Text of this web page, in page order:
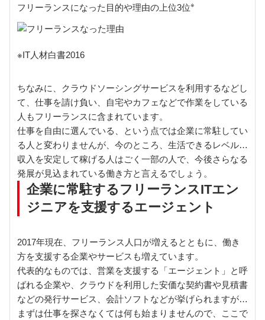
フリーランスになった目的や理由の上位3位※
※IT人材白書2016
ちなみに、クラウドソーシングサービスを利用するなどし
て、仕事を請け負い、自宅やカフェなどで作業をしている
人もフリーランスに含まれています。
仕事を自由に選んでいる、という点では企業に常駐してい
る人と変わりませんが、今のところ、生活できるレベルの
収入を安定して稼げる人はごく一部の人で、今後さらなる
発展が見込まれている働き方と言えるでしょう。
企業に常駐するフリーランスITエン
ジニアを支援するエージェント
2017年現在、フリーランス人口が増えるとともに、働き
方を支援する企業やサービスも増えています。
代表的なものでは、営業を支援する「エージェント」と呼
ばれる企業や、クラウドを利用した安価な契約書や見積書
などの発行サービス、会計ソフトなどが挙げられますが、
まずは仕事を探さなくては何も始まりませんので、ここで